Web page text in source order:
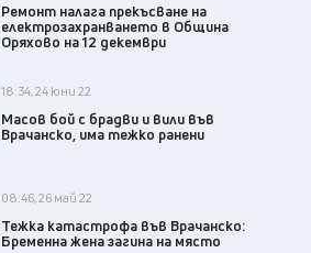
Ремонт налага прекъсване на
електрозахранването в Община
Оряхово на 12 декември
18:34, 24 юни 22
Масов бой с брадви и вили във
Врачанско, има тежко ранени
08:46, 26 май 22
Тежка катастрофа във Врачанско:
Бременна жена загина на място